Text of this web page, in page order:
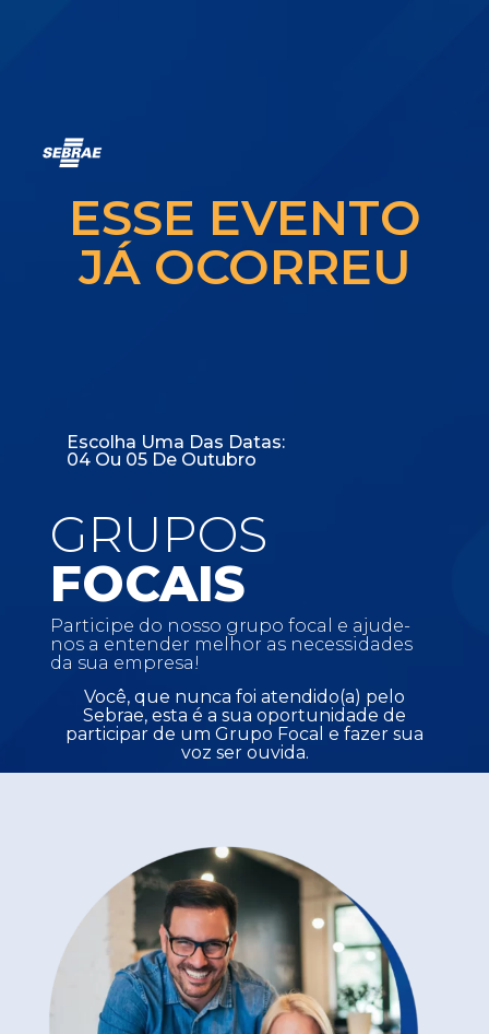
ESSE EVENTO
JÁ OCORREU
Escolha Uma Das Datas:
04 Ou 05 De Outubro
GRUPOS
FOCAIS
Participe do nosso grupo focal e ajude-
nos a entender melhor as necessidades
da sua empresa!
Você, que nunca foi atendido(a) pelo
Sebrae, esta é a sua oportunidade de
participar de um Grupo Focal e fazer sua
voz ser ouvida.